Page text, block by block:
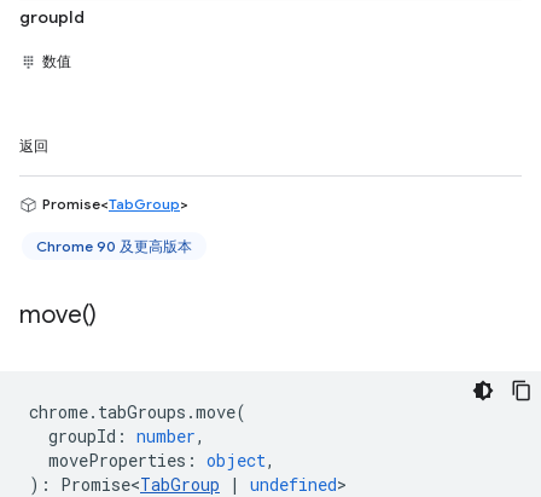
groupId
数值
返回
Promise<TabGroup>
Chrome 90 及更高版本
move()
chrome. tabGroups .move(
groupId : number,
moveProperties : object,
) : Promise<TabGroup | undefined>